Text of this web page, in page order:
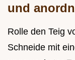
und
Rolle den Teig
Schneide mit